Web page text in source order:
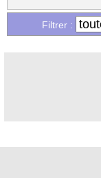
Filtrer :